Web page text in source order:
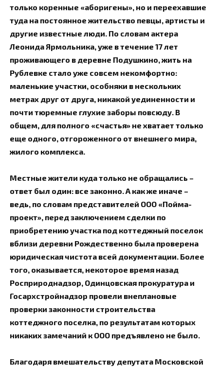
только коренные «аборигены», но и переехавшие
туда на постоянное жительство певцы, артисты и
другие известные люди. По словам актера
Леонида Ярмольника, уже в течение 17 лет
проживающего в деревне Подушкино, жить на
Рублевке стало уже совсем некомфортно:
маленькие участки, особняки в нескольких
метрах друг от друга, никакой уединенности и
почти тюремные глухие заборы повсюду. В
общем, для полного «счастья» не хватает только
еще одного, отгороженного от внешнего мира,
жилого комплекса.
Местные жители куда только не обращались –
ответ был один: все законно. А как же иначе –
ведь, по словам представителей ООО «Пойма-
проект», перед заключением сделки по
приобретению участка под коттеджный поселок
вблизи деревни Рождественно была проверена
юридическая чистота всей документации. Более
того, оказывается, некоторое время назад
Росприроднадзор, Одинцовская прокуратура и
Госархстройнадзор провели внеплановые
проверки законности строительства
коттеджного поселка, по результатам которых
никаких замечаний к ООО предъявлено не было.
Благодаря вмешательству депутата Московской